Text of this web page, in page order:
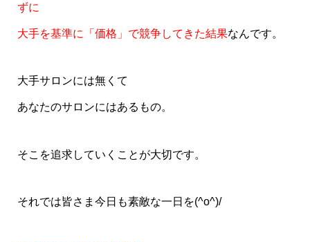
ずに
大手を基準に「価格」で競争してきた結果なんです。
大手サロンには無くて
あなたのサロンにはあるもの。
そこを追求していくことが大切です。
それでは皆さま今日も素敵な一日を(^o^)/